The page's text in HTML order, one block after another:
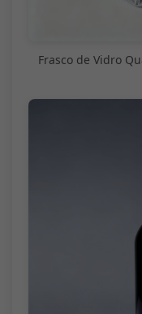
Frasco de Vidro